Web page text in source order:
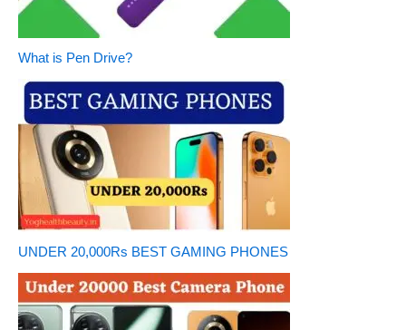
What is Pen Drive?
UNDER 20,000Rs BEST GAMING PHONES